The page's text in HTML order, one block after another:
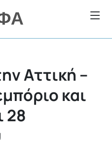
Αττική –
και
28